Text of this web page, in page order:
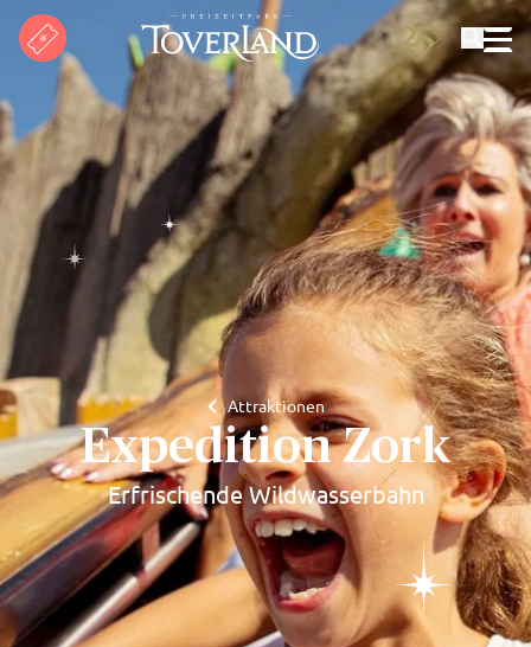
Suchen
Attraktionen
Expedition Zork
Erfrischende Wildwasserbahn